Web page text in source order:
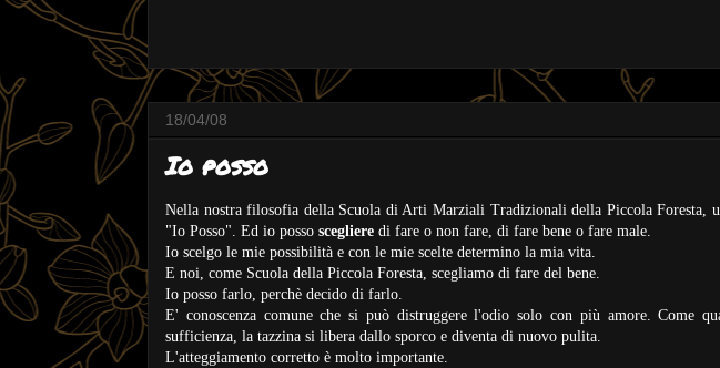
18/04/08
Io posso
Nella nostra filosofia della Scuola di Arti Marziali Tradizionali della Piccola Foresta,
"Io Posso". Ed io posso scegliere di fare o non fare, di fare bene o fare male.
Io scelgo le mie possibilità e con le mie scelte determino la mia vita.
E noi, come Scuola della Piccola Foresta, scegliamo di fare del bene.
Io posso farlo, perchè decido di farlo.
E' conoscenza comune che si può distruggere l'odio solo con più amore. Come
sufficienza, la tazzina si libera dallo sporco e diventa di nuovo pulita.
L'atteggiamento corretto è molto importante.